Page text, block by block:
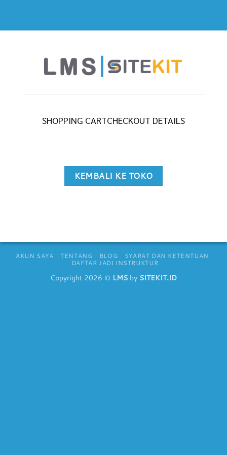
SHOPPING CARTCHECKOUT DETAILS
KEMBALI KE TOKO
AKUN SAYA TENTANG BLOG
SYARAT DAN KETENTUAN
DAFTAR JADI INSTRUKTUR
Copyright 2026 © LMS by SITEKIT.ID